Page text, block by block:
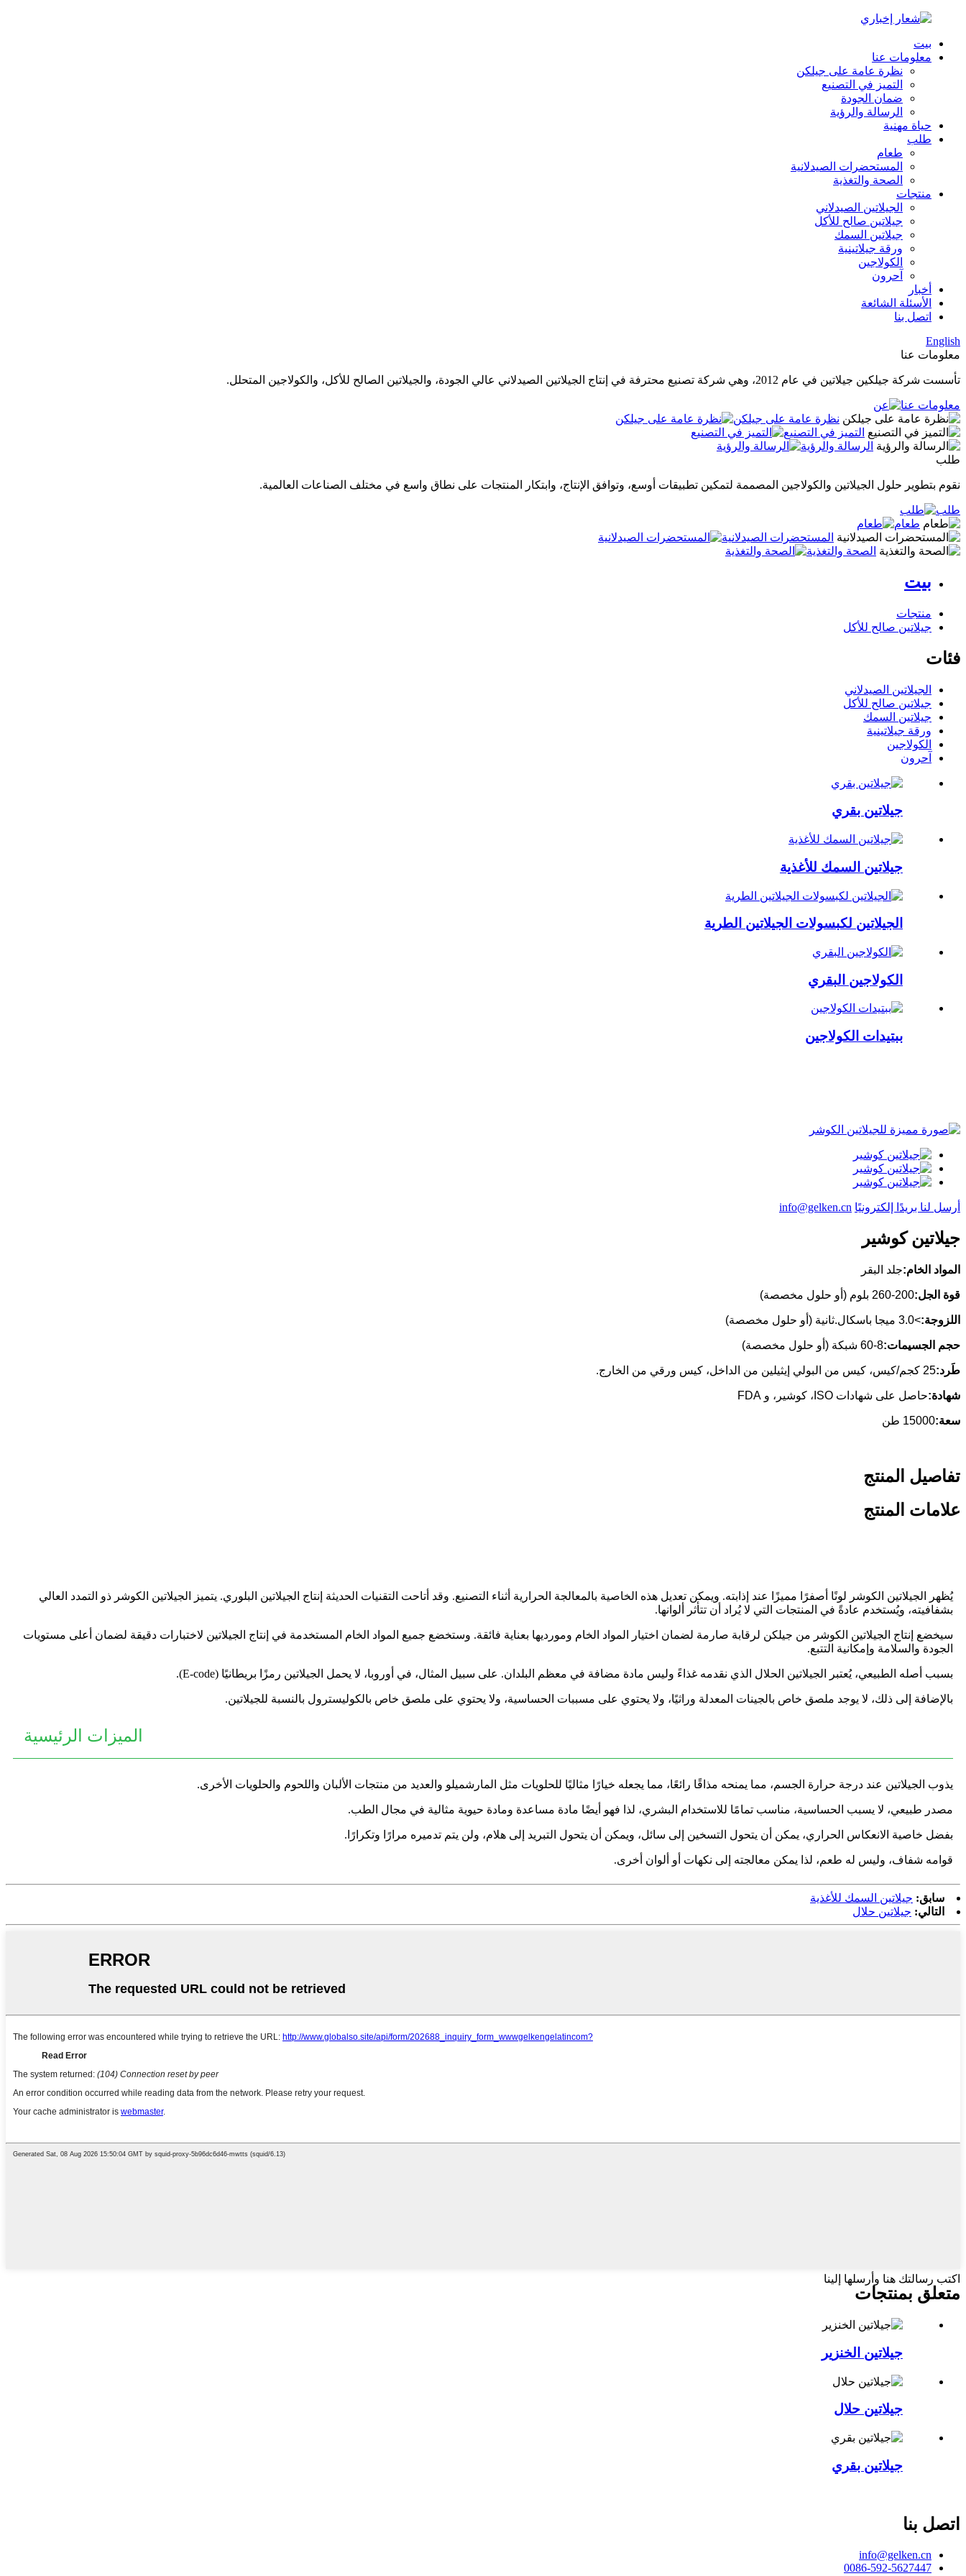
بيت
معلومات عنا
نظرة عامة على جيلكن
التميز في التصنيع
ضمان الجودة
الرسالة والرؤية
حياة مهنية
طلب
طعام
المستحضرات الصيدلانية
الصحة والتغذية
منتجات
الجيلاتين الصيدلاني
جيلاتين صالح للأكل
جيلاتين السمك
ورقة جيلاتينية
الكولاجين
آحرون
أخبار
الأسئلة الشائعة
اتصل بنا
English
معلومات عنا
تأسست شركة جيلكين جيلاتين في عام 2012، وهي شركة تصنيع محترفة في إنتاج الجيلاتين الصيدلاني عالي الجودة، والجيلاتين الصالح للأكل، والكولاجين المتحلل.
معلومات عنا
نظرة عامة على جيلكن
التميز في التصنيع
الرسالة والرؤية
طلب
نقوم بتطوير حلول الجيلاتين والكولاجين المصممة لتمكين تطبيقات أوسع، وتوافق الإنتاج، وابتكار المنتجات على نطاق واسع في مختلف الصناعات العالمية.
طلب
طعام
المستحضرات الصيدلانية
الصحة والتغذية
بيت
منتجات
جيلاتين صالح للأكل
فئات
الجيلاتين الصيدلاني
جيلاتين صالح للأكل
جيلاتين السمك
ورقة جيلاتينية
الكولاجين
آحرون
جيلاتين بقري
جيلاتين السمك للأغذية
الجيلاتين لكبسولات الجيلاتين الطرية
الكولاجين البقري
ببتيدات الكولاجين
أرسل لنا بريدًا إلكترونيًا info@gelken.cn
جيلاتين كوشير
المواد الخام:جلد البقر
قوة الجل:200-260 بلوم (أو حلول مخصصة)
اللزوجة:>3.0 ميجا باسكال.ثانية (أو حلول مخصصة)
حجم الجسيمات:8-60 شبكة (أو حلول مخصصة)
طَرد:25 كجم/كيس، كيس من البولي إيثيلين من الداخل، كيس ورقي من الخارج.
شهادة:حاصل على شهادات ISO، كوشير، و FDA
سعة:15000 طن
تفاصيل المنتج
علامات المنتج
يُظهر الجيلاتين الكوشر لونًا أصفرًا مميزًا عند إذابته. ويمكن تعديل هذه الخاصية بالمعالجة الحرارية أثناء التصنيع. وقد أتاحت التقنيات الحديثة إنتاج الجيلاتين البلوري. يتميز الجيلاتين الكوشر ذو التمدد العالي
بشفافيته، ويُستخدم عادةً في المنتجات التي لا يُراد أن تتأثر ألوانها.
سيخضع إنتاج الجيلاتين الكوشر من جيلكن لرقابة صارمة لضمان اختيار المواد الخام ومورديها بعناية فائقة. وستخضع جميع المواد الخام المستخدمة في إنتاج الجيلاتين لاختبارات دقيقة لضمان أعلى مستويات
الجودة والسلامة وإمكانية التتبع.
بسبب أصله الطبيعي، يُعتبر الجيلاتين الحلال الذي نقدمه غذاءً وليس مادة مضافة في معظم البلدان. ​​على سبيل المثال، في أوروبا، لا يحمل الجيلاتين رمزًا بريطانيًا (E-code).
بالإضافة إلى ذلك، لا يوجد ملصق خاص بالجينات المعدلة وراثيًا، ولا يحتوي على مسببات الحساسية، ولا يحتوي على ملصق خاص بالكوليسترول بالنسبة للجيلاتين.
الميزات الرئيسية
يذوب الجيلاتين عند درجة حرارة الجسم، مما يمنحه مذاقًا رائعًا، مما يجعله خيارًا مثاليًا للحلويات مثل المارشميلو والعديد من منتجات الألبان واللحوم والحلويات الأخرى.
مصدر طبيعي، لا يسبب الحساسية، مناسب تمامًا للاستخدام البشري، لذا فهو أيضًا مادة مساعدة ومادة حيوية مثالية في مجال الطب.
بفضل خاصية الانعكاس الحراري، يمكن أن يتحول التسخين إلى سائل، ويمكن أن يتحول التبريد إلى هلام، ولن يتم تدميره مرارًا وتكرارًا.
قوامه شفاف، وليس له طعم، لذا يمكن معالجته إلى نكهات أو ألوان أخرى.
سابق: جيلاتين السمك للأغذية
التالي: جيلاتين حلال
اكتب رسالتك هنا وأرسلها إلينا
متعلق بمنتجات
جيلاتين الخنزير
جيلاتين حلال
جيلاتين بقري
اتصل بنا
info@gelken.cn
0086-592-5627447